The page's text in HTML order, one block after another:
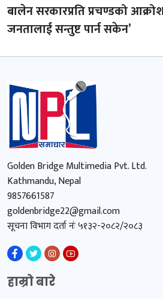
बालेन सरकारप्रति प्रचण्डको
जनतालाई सन्तुष्ट पार्न सकेन’
Golden Bridge Multimedia Pvt. Ltd.
Kathmandu, Nepal
9857661587
goldenbridge22@gmail.com
सूचना विभाग दर्ता नंः ५१३२-२०८२/२०८३
हाम्रो बारे